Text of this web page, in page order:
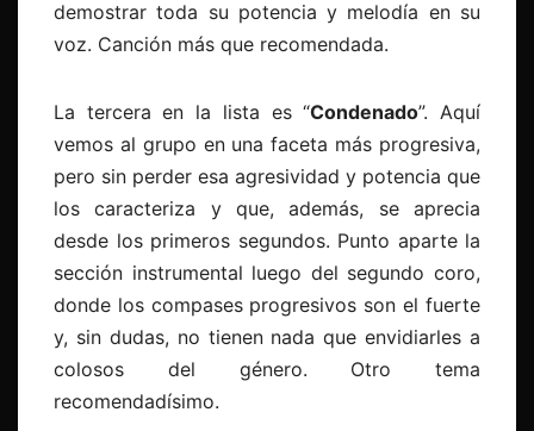
demostrar toda su potencia y melodía en su
voz. Canción más que recomendada.
La tercera en la lista es “Condenado”. Aquí
vemos al grupo en una faceta más progresiva,
pero sin perder esa agresividad y potencia que
los caracteriza y que, además, se aprecia
desde los primeros segundos. Punto aparte la
sección instrumental luego del segundo coro,
donde los compases progresivos son el fuerte
y, sin dudas, no tienen nada que envidiarles a
colosos del género. Otro tema
recomendadísimo.